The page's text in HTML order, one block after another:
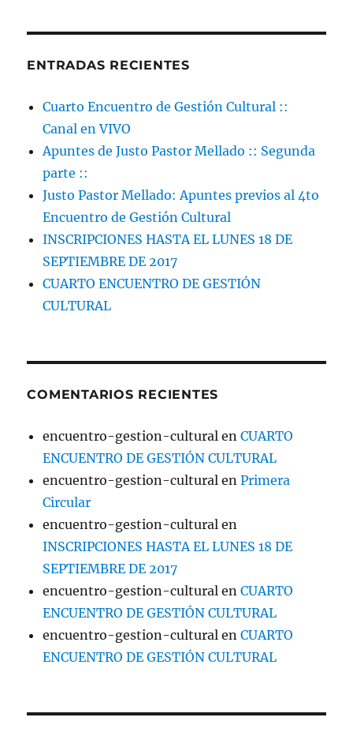
ENTRADAS RECIENTES
Cuarto Encuentro de Gestión Cultural ::
Canal en VIVO
Apuntes de Justo Pastor Mellado :: Segunda
parte ::
Justo Pastor Mellado: Apuntes previos al 4to
Encuentro de Gestión Cultural
INSCRIPCIONES HASTA EL LUNES 18 DE
SEPTIEMBRE DE 2017
CUARTO ENCUENTRO DE GESTIÓN
CULTURAL
COMENTARIOS RECIENTES
encuentro-gestion-cultural enCUARTO
ENCUENTRO DE GESTIÓN CULTURAL
encuentro-gestion-cultural enPrimera
Circular
encuentro-gestion-cultural en
INSCRIPCIONES HASTA EL LUNES 18 DE
SEPTIEMBRE DE 2017
encuentro-gestion-cultural enCUARTO
ENCUENTRO DE GESTIÓN CULTURAL
encuentro-gestion-cultural enCUARTO
ENCUENTRO DE GESTIÓN CULTURAL